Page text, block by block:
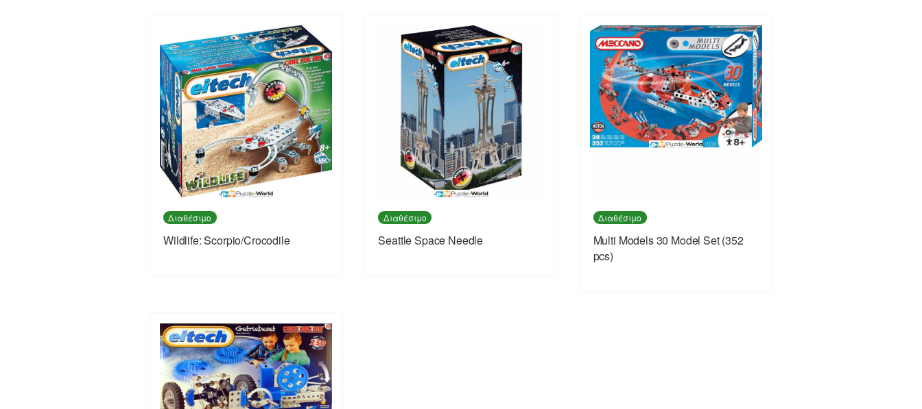
Διαθέσιμο
Wildlife: Scorpio/Crocodile
Διαθέσιμο
Seattle Space Needle
Διαθέσιμο
Multi Models 30 Model Set (352
pcs)